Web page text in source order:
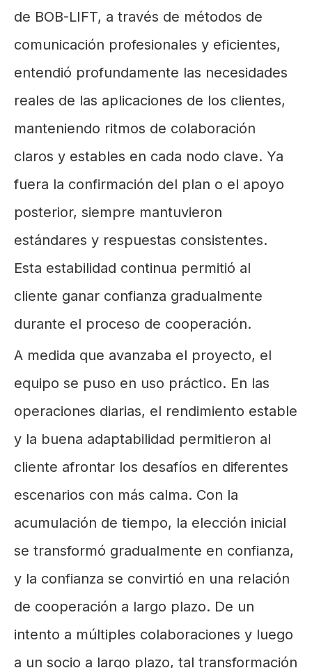
de BOB-LIFT, a través de métodos de
comunicación profesionales y eficientes,
entendió profundamente las necesidades
reales de las aplicaciones de los clientes,
manteniendo ritmos de colaboración
claros y estables en cada nodo clave. Ya
fuera la confirmación del plan o el apoyo
posterior, siempre mantuvieron
estándares y respuestas consistentes.
Esta estabilidad continua permitió al
cliente ganar confianza gradualmente
durante el proceso de cooperación.
A medida que avanzaba el proyecto, el
equipo se puso en uso práctico. En las
operaciones diarias, el rendimiento estable
y la buena adaptabilidad permitieron al
cliente afrontar los desafíos en diferentes
escenarios con más calma. Con la
acumulación de tiempo, la elección inicial
se transformó gradualmente en confianza,
y la confianza se convirtió en una relación
de cooperación a largo plazo. De un
intento a múltiples colaboraciones y luego
a un socio a largo plazo, tal transformación